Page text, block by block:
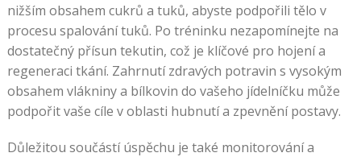
nižším obsahem cukrů a tuků, abyste podpořili tělo v
procesu spalování tuků. Po tréninku nezapomínejte na
dostatečný přísun tekutin, což je klíčové pro hojení a
regeneraci tkání. Zahrnutí zdravých potravin s vysokým
obsahem vlákniny a bílkovin do vašeho jídelníčku může
podpořit vaše cíle v oblasti hubnutí a zpevnění postavy.
Důležitou součástí úspěchu je také monitorování a